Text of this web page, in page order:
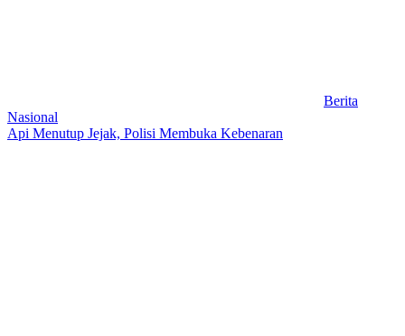
Berita
Nasional
Api Menutup Jejak, Polisi Membuka Kebenaran